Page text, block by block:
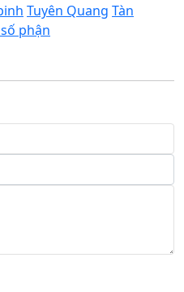
Tuyên Quang Tàn
phận